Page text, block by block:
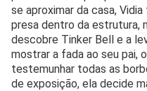
se aproximar da casa,
presa dentro da estrutura,
descobre Tinker Bell e a
mostrar a fada ao seu pai,
testemunhar todas as
de exposição, ela decide